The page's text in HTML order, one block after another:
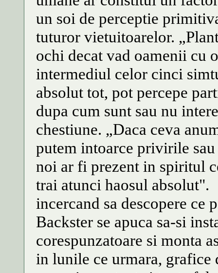
un soi de perceptie
tuturor vietuitoarelor.
ochi decat vad oamenii cu
intermediul celor cinci
absolut tot, pot percepe
dupa cum sunt sau nu
chestiune. „Daca ceva
putem intoarce privirile
noi ar fi prezent in spiritul
trai atunci haosul absolut".
incercand sa descopere ce
Backster se apuca sa-si
corespunzatoare si monta
in lunile ce urmara, grafice